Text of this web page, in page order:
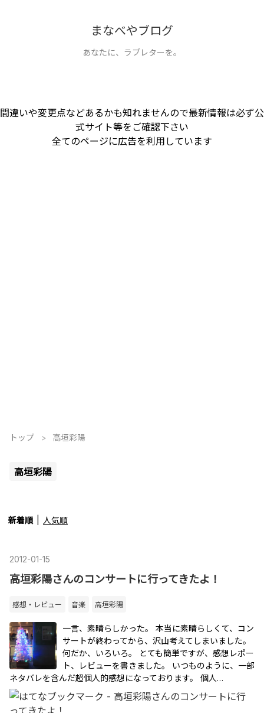
まなべやブログ
あなたに、ラブレターを。
間違いや変更点などあるかも知れませんので最新情報は必ず公
式サイト等をご確認下さい
全てのページに広告を利用しています
トップ > 高垣彩陽
高垣彩陽
新着順 人気順
2012-01-15
高垣彩陽さんのコンサートに行ってきたよ！
感想・レビュー 音楽 高垣彩陽
一言、素晴らしかった。 本当に素晴らしくて、コン
サートが終わってから、沢山考えてしまいました。
何だか、いろいろ。 とても簡単ですが、感想レポー
ト、レビューを書きました。 いつものように、一部
ネタバレを含んだ超個人的感想になっております。 個人…